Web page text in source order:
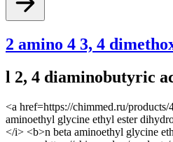
2 amino 4 3, 4
l 2, 4 diaminobutyric
<a href=https://chimmed.ru/
aminoethyl glycine ethyl ester
</i> <b>n beta aminoethyl glycine